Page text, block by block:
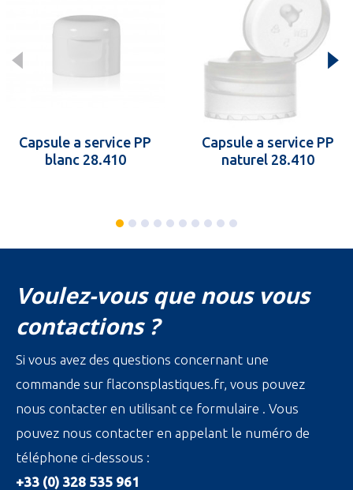
Capsule a service PP
blanc 28.410
Capsule a service PP
naturel 28.410
Voulez-vous que nous vous
contactions ?
Si vous avez des questions concernant une
commande sur flaconsplastiques.fr, vous pouvez
nous contacter en utilisant ce formulaire . Vous
pouvez nous contacter en appelant le numéro de
téléphone ci-dessous :
+33 (0) 328 535 961